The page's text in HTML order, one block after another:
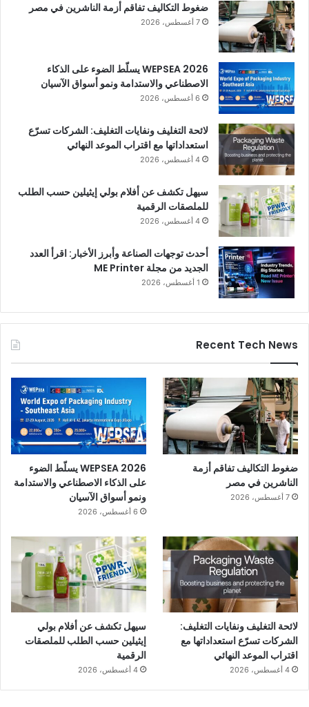
ضغوط التكاليف تفاقم أزمة الناشرين في مصر
7 أغسطس، 2026
WEPSEA 2026 يسلّط الضوء على الذكاء
الاصطناعي والاستدامة ونمو أسواق الآسيان
6 أغسطس، 2026
لائحة التغليف ونفايات التغليف: الشركات تسرّع
استعداداتها مع اقتراب الموعد النهائي
4 أغسطس، 2026
سيهل تكشف عن أفلام بولي إيثيلين حسب الطلب
للملصقات الرقمية
4 أغسطس، 2026
أحدث توجهات الصناعة وأبرز الأخبار: اقرأ العدد
الجديد من مجلة ME Printer
1 أغسطس، 2026
Recent Tech News
ضغوط التكاليف تفاقم أزمة
الناشرين في مصر
7 أغسطس، 2026
WEPSEA 2026 يسلّط الضوء
على الذكاء الاصطناعي والاستدامة
ونمو أسواق الآسيان
6 أغسطس، 2026
لائحة التغليف ونفايات التغليف:
الشركات تسرّع استعداداتها مع
اقتراب الموعد النهائي
4 أغسطس، 2026
سيهل تكشف عن أفلام بولي
إيثيلين حسب الطلب للملصقات
الرقمية
4 أغسطس، 2026